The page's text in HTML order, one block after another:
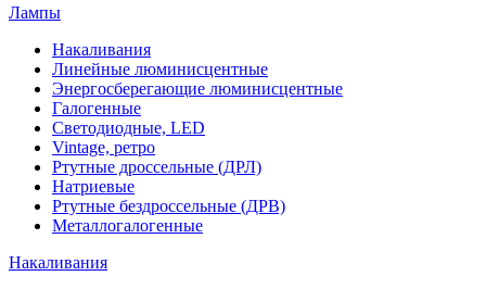
Лампы
Накаливания
Линейные люминисцентные
Энергосберегающие люминисцентные
Галогенные
Светодиодные, LED
Vintage, ретро
Ртутные дроссельные (ДРЛ)
Натриевые
Ртутные бездроссельные (ДРВ)
Металлогалогенные
Накаливания